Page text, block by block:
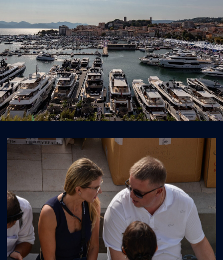
Перейти в Telegram
ЯХТИНГ ИЗНУТРИ
Пока мы готовим вашу программу,
присоединяйтесь к нашему Telegram-
каналу.
Инсайдерская информация о яхтах
и верфях, интересные модели,
технологии, брокеражные предложения
и то, что обычно остается за рамками
открытых публикаций.